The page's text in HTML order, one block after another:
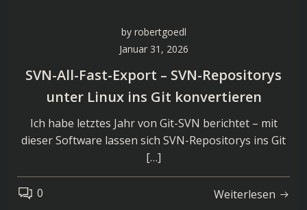
by robertgoedl
Januar 31, 2026
SVN-All-Fast-Export – SVN-Repositorys
unter Linux ins Git konvertieren
Ich habe letztes Jahr von Git-SVN berichtet – mit
dieser Software lassen sich SVN-Repositorys ins Git
[…]
0 Weiterlesen